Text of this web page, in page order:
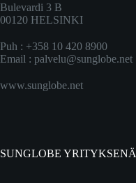
Bulevardi 3 B
00120 HELSINKI
Puh : +358 10 420 8900
Email : palvelu@sunglobe.net
www.sunglobe.net
SUNGLOBE YRITYKSENÄ